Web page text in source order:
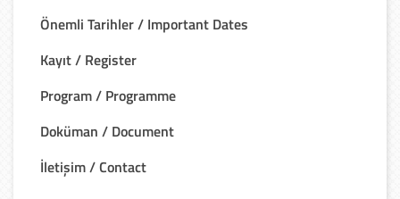
Önemli Tarihler / Important Dates
Kayıt / Register
Program / Programme
Doküman / Document
İletişim / Contact